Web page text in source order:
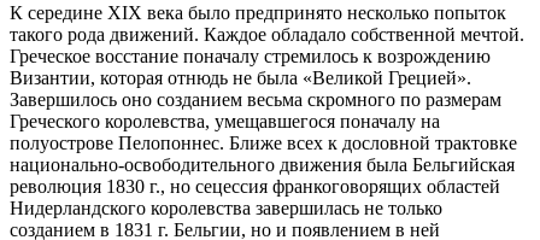
К середине XIX века было предпринято несколько попыток
такого рода движений. Каждое обладало собственной мечтой.
Греческое восстание поначалу стремилось к возрождению
Византии, которая отнюдь не была «Великой Грецией».
Завершилось оно созданием весьма скромного по размерам
Греческого королевства, умещавшегося поначалу на
полуострове Пелопоннес. Ближе всех к дословной трактовке
национально-освободительного движения была Бельгийская
революция 1830 г., но сецессия франкоговорящих областей
Нидерландского королевства завершилась не только
созданием в 1831 г. Бельгии, но и появлением в ней